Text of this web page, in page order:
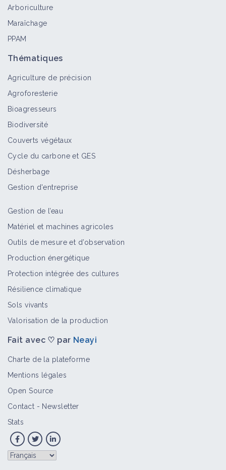
Arboriculture
Maraîchage
PPAM
Thématiques
Agriculture de précision
Agroforesterie
Bioagresseurs
Biodiversité
Couverts végétaux
Cycle du carbone et GES
Désherbage
Gestion d'entreprise
Gestion de l’eau
Matériel et machines agricoles
Outils de mesure et d’observation
Production énergétique
Protection intégrée des cultures
Résilience climatique
Sols vivants
Valorisation de la production
Fait avec ♡ par Neayi
Charte de la plateforme
Mentions légales
Open Source
Contact - Newsletter
Stats